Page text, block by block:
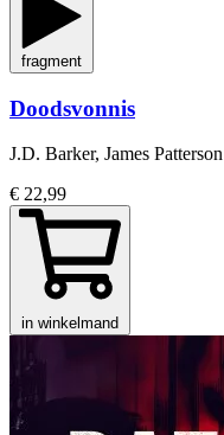
fragment
Doodsvonnis
J.D. Barker, James Patterson
€ 22,99
in winkelmand